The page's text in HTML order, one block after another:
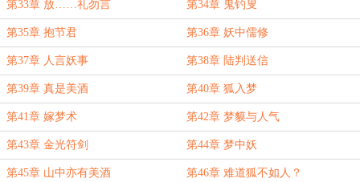
第33章 放……礼勿言 第34章 鬼钓叟
第35章 抱节君 第36章 妖中儒修
第37章 人言妖事 第38章 陆判送信
第39章 真是美酒 第40章 狐入梦
第41章 嫁梦术 第42章 梦貘与人气
第43章 金光符剑 第44章 梦中妖
第45章 山中亦有美酒 第46章 难道狐不如人？